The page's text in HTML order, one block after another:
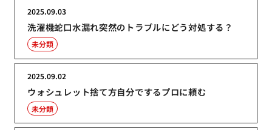
洗濯機蛇口水漏れ突然のトラブルにどう対処する？
2025.09.03
未分類
ウォシュレット捨て方自分でするプロに頼む
2025.09.02
未分類